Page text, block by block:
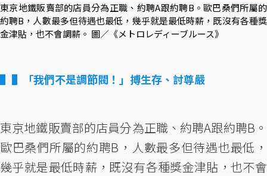
東京地鐵販賣部的店員分為正職、約聘A跟約聘B。歐巴桑們所屬的
約聘B，人數最多但待遇也最低，幾乎就是最低時薪，既沒有各種獎
金津貼，也不會調薪。 圖／《メトロレディーブルース》
▌「我們不是調節閥！」搏生存、討尊嚴
東京地鐵販賣部的店員分為正職、約聘A跟約聘B。
歐巴桑們所屬的約聘B，人數最多但待遇也最低，
幾乎就是最低時薪，既沒有各種獎金津貼，也不會